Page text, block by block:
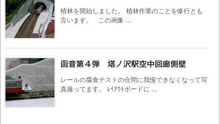
植林を開始しました。 植林作業のことを修行とも
言います。 この画像 ...
函音第４弾 塔ノ沢駅空中回廊側壁
レールの腐食テストの合間に我慢できなくなって写
真撮ってます。 ﾚｲｱｳﾄボードに ...